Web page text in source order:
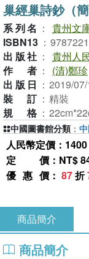
巢經巢詩鈔（簡
系列名 ： 貴州文
ISBN13 ：
出版社 ： 貴州人
作者 ：
(清)鄭珍
出版日 ： 2019/
裝訂 ： 精裝
規格 ：
人民幣定價：
定價 ：NT$
優惠價 ： 87折
中國圖書館分類 ：
商品簡介
商品簡介